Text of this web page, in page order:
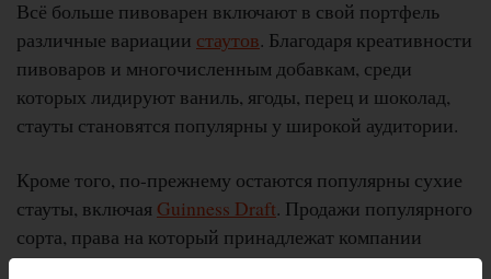
Всё больше пивоварен включают в свой портфель
различные вариации стаутов. Благодаря креативности
пивоваров и многочисленным добавкам, среди
которых лидируют ваниль, ягоды, перец и шоколад,
стауты становятся популярны у широкой аудитории.
Кроме того, по-прежнему остаются популярны сухие
стауты, включая Guinness Draft. Продажи популярного
сорта, права на который принадлежат компании
Diageo, выросли на 8% в Великобритании в течение